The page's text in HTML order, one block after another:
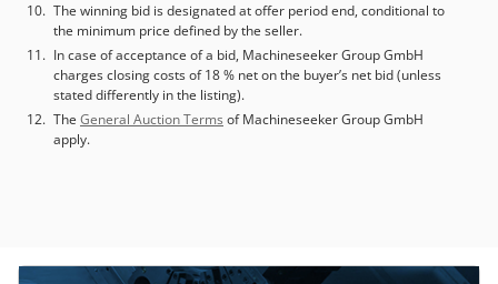
The winning bid is designated at offer period end, conditional to
the minimum price defined by the seller.
In case of acceptance of a bid, Machineseeker Group GmbH
charges closing costs of 18 % net on the buyer’s net bid (unless
stated differently in the listing).
The General Auction Terms of Machineseeker Group GmbH
apply.